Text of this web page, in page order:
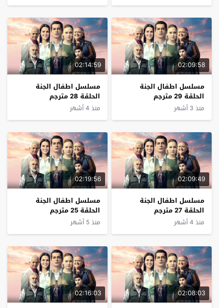
02:09:58
مسلسل اطفال الجنة
الحلقة 29 مترجم
منذ 3 أشهر
02:14:59
مسلسل اطفال الجنة
الحلقة 28 مترجم
منذ 4 أشهر
02:09:49
مسلسل اطفال الجنة
الحلقة 27 مترجم
منذ 4 أشهر
02:19:56
مسلسل اطفال الجنة
الحلقة 25 مترجم
منذ 5 أشهر
02:08:03
02:16:03